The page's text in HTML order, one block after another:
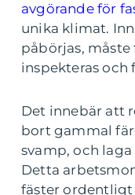
avgörande för
unika klimat.
påbörjas,
inspekteras och
Det innebär att
bort gammal
svamp, och
Detta
fäster